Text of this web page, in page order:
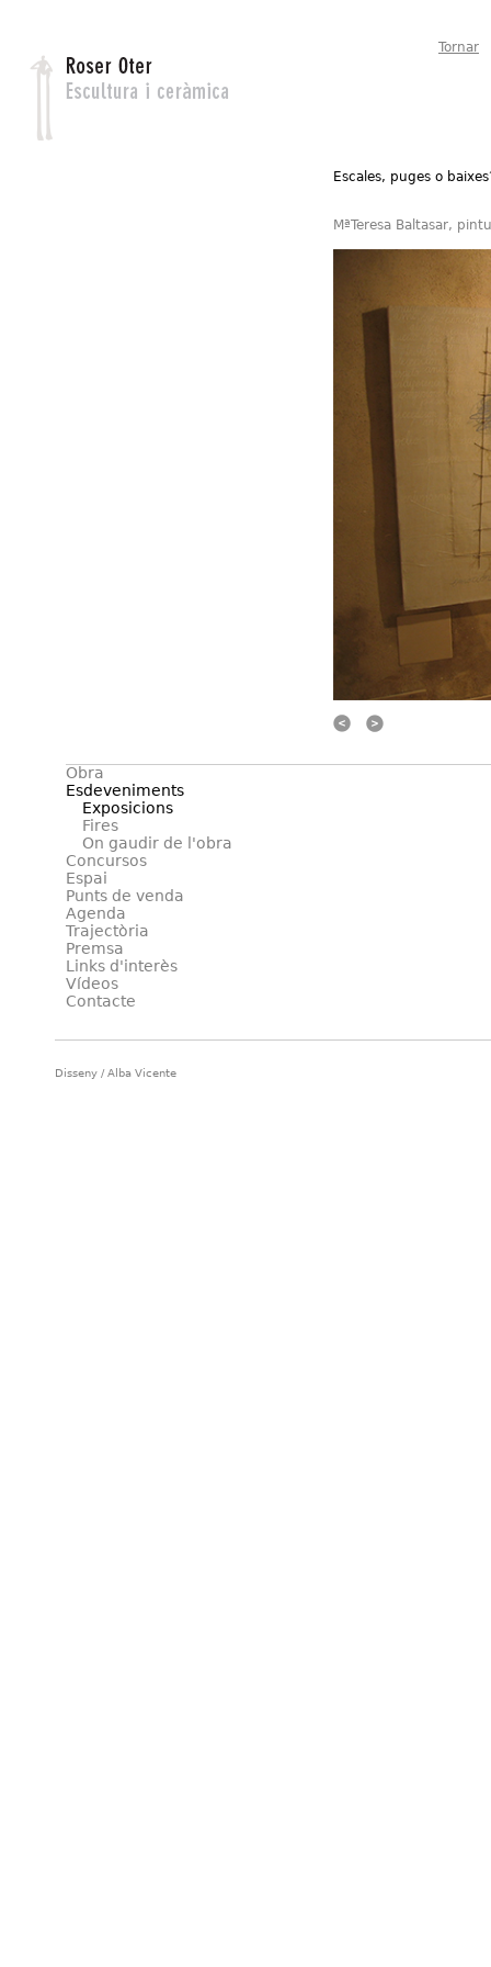
Escales, puges o
MªTeresa Baltasar,
Ant. Següent
Tornar
Obra
Esdeveniments
Exposicions
Fires
On gaudir de l'obra
Concursos
Espai
Punts de venda
Agenda
Trajectòria
Premsa
Links d'interès
Vídeos
Contacte
Disseny / Alba Vicente